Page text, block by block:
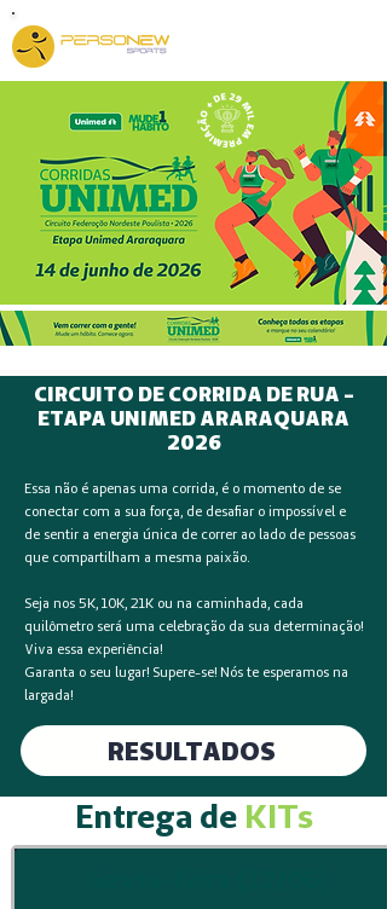
CIRCUITO DE CORRIDA DE RUA -
ETAPA UNIMED ARARAQUARA
2026
Essa não é apenas uma corrida, é o momento de se
conectar com a sua força, de desafiar o impossível e
de sentir a energia única de correr ao lado de pessoas
que compartilham a mesma paixão.
Seja nos 5K, 10K, 21K ou na caminhada, cada
quilômetro será uma celebração da sua determinação!
Viva essa experiência!
Garanta o seu lugar! Supere-se! Nós te esperamos na
largada!
RESULTADOS
Entrega de KITs